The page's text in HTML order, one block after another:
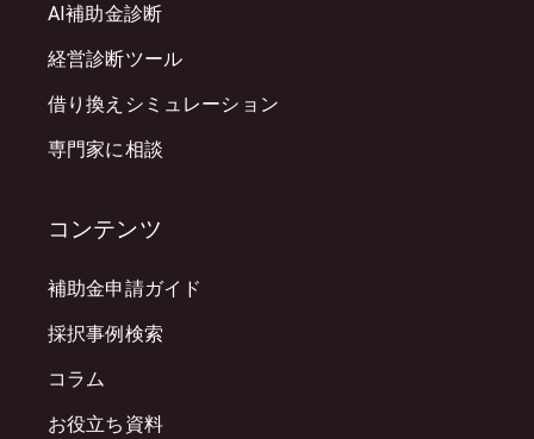
AI補助金診断
経営診断ツール
借り換えシミュレーション
専門家に相談
コンテンツ
補助金申請ガイド
採択事例検索
コラム
お役立ち資料